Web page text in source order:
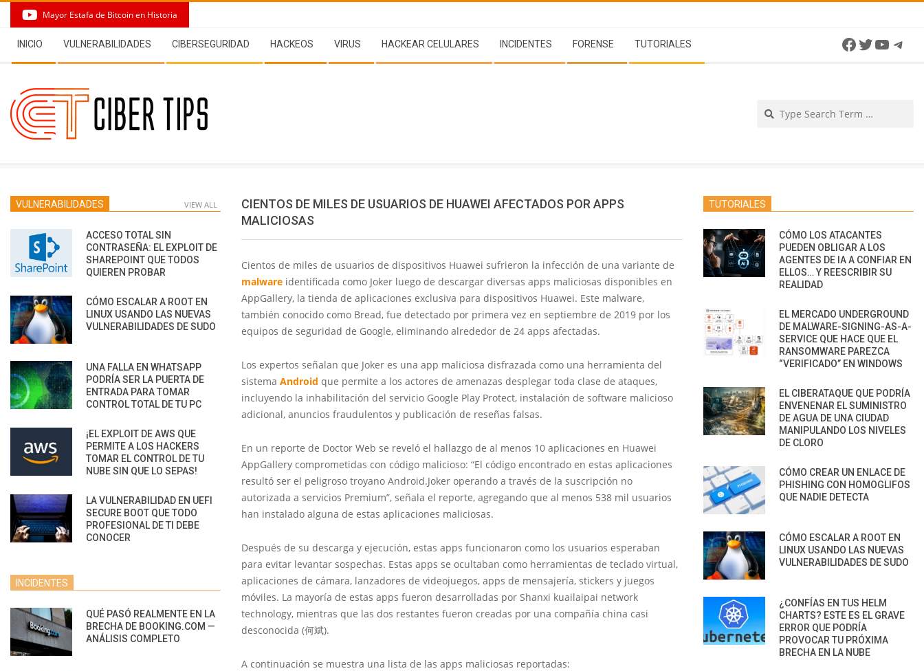
content
Mayor Estafa de Bitcoin en Historia
Navigation
Menu
INICIO VULNERABILIDADES CIBERSEGURIDAD HACKEOS VIRUS HACKEAR CELULARES INCIDENTES FORENSE TUTORIALES Facebook
Twitter
CIENTOS DE MILES DE USUARIOS DE HUAWEI AFECTADOS POR APPS
MALICIOSAS
Cientos de miles de usuarios de dispositivos Huawei sufrieron la infección de una variante de
malware identificada como Joker luego de descargar diversas apps maliciosas disponibles en
AppGallery, la tienda de aplicaciones exclusiva para dispositivos Huawei. Este malware,
también conocido como Bread, fue detectado por primera vez en septiembre de 2019 por los
equipos de seguridad de Google, eliminando alrededor de 24 apps afectadas.
Los expertos señalan que Joker es una app maliciosa disfrazada como una herramienta del
sistema Android que permite a los actores de amenazas desplegar toda clase de ataques,
incluyendo la inhabilitación del servicio Google Play Protect, instalación de software malicioso
adicional, anuncios fraudulentos y publicación de reseñas falsas.
En un reporte de Doctor Web se reveló el hallazgo de al menos 10 aplicaciones en Huawei
AppGallery comprometidas con código malicioso: “El código encontrado en estas aplicaciones
resultó ser el peligroso troyano Android.Joker operando a través de la suscripción no
autorizada a servicios Premium”, señala el reporte, agregando que al menos 538 mil usuarios
han instalado alguna de estas aplicaciones maliciosas.
Después de su descarga y ejecución, estas apps funcionaron como los usuarios esperaban
para evitar levantar sospechas. Estas apps se ocultaban como herramientas de teclado virtual,
aplicaciones de cámara, lanzadores de videojuegos, apps de mensajería, stickers y juegos
móviles. La mayoría de estas apps fueron desarrolladas por Shanxi kuailaipai network
technology, mientras que las dos restantes fueron creadas por una compañía china casi
desconocida (何斌).
A continuación se muestra una lista de las apps maliciosas reportadas:
VULNERABILIDADES VIEW ALL
ACCESO TOTAL SIN
CONTRASEÑA: EL EXPLOIT DE
SHAREPOINT QUE TODOS
QUIEREN PROBAR
CÓMO ESCALAR A ROOT EN
LINUX USANDO LAS NUEVAS
VULNERABILIDADES DE SUDO
UNA FALLA EN WHATSAPP
PODRÍA SER LA PUERTA DE
ENTRADA PARA TOMAR
CONTROL TOTAL DE TU PC
¡EL EXPLOIT DE AWS QUE
PERMITE A LOS HACKERS
TOMAR EL CONTROL DE TU
NUBE SIN QUE LO SEPAS!
LA VULNERABILIDAD EN UEFI
SECURE BOOT QUE TODO
PROFESIONAL DE TI DEBE
CONOCER
INCIDENTES
QUÉ PASÓ REALMENTE EN LA
BRECHA DE BOOKING.COM —
ANÁLISIS COMPLETO
TUTORIALES
CÓMO LOS ATACANTES
PUEDEN OBLIGAR A LOS
AGENTES DE IA A CONFIAR EN
ELLOS… Y REESCRIBIR SU
REALIDAD
EL MERCADO UNDERGROUND
DE MALWARE-SIGNING-AS-A-
SERVICE QUE HACE QUE EL
RANSOMWARE PAREZCA
“VERIFICADO” EN WINDOWS
EL CIBERATAQUE QUE PODRÍA
ENVENENAR EL SUMINISTRO
DE AGUA DE UNA CIUDAD
MANIPULANDO LOS NIVELES
DE CLORO
CÓMO CREAR UN ENLACE DE
PHISHING CON HOMOGLIFOS
QUE NADIE DETECTA
CÓMO ESCALAR A ROOT EN
LINUX USANDO LAS NUEVAS
VULNERABILIDADES DE SUDO
¿CONFÍAS EN TUS HELM
CHARTS? ESTE ES EL GRAVE
ERROR QUE PODRÍA
PROVOCAR TU PRÓXIMA
BRECHA EN LA NUBE